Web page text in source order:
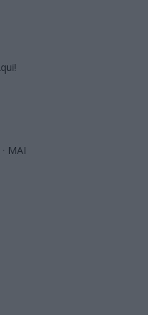
· MAI